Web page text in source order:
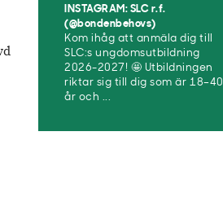
INSTAGRAM: SLC r.f.
(@bondenbehovs)
Kom ihåg att anmäla dig till
SLC:s ungdomsutbildning
2026-2027! 🤩 Utbildningen
riktar sig till dig som är 18–40
år och ...